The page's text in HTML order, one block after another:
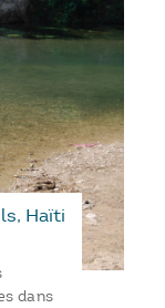
Haïti
dans